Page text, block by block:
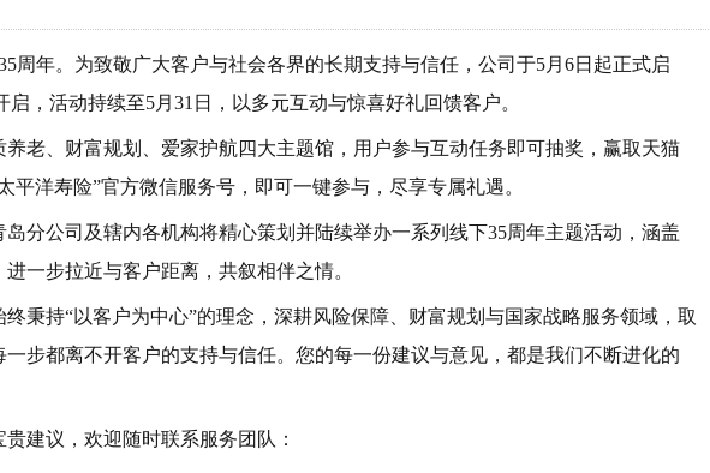
周年。为致敬广大客户与社会各界的长期支持与信任，公司于5月6日起正式启
启，活动持续至5月31日，以多元互动与惊喜好礼回馈客户。
老、财富规划、爱家护航四大主题馆，用户参与互动任务即可抽奖，赢取天猫
平洋寿险”官方微信服务号，即可一键参与，尽享专属礼遇。
分公司及辖内各机构将精心策划并陆续举办一系列线下35周年主题活动，涵盖
一步拉近与客户距离，共叙相伴之情。
秉持“以客户为中心”的理念，深耕风险保障、财富规划与国家战略服务领域，取
步都离不开客户的支持与信任。您的每一份建议与意见，都是我们不断进化的
建议，欢迎随时联系服务团队：